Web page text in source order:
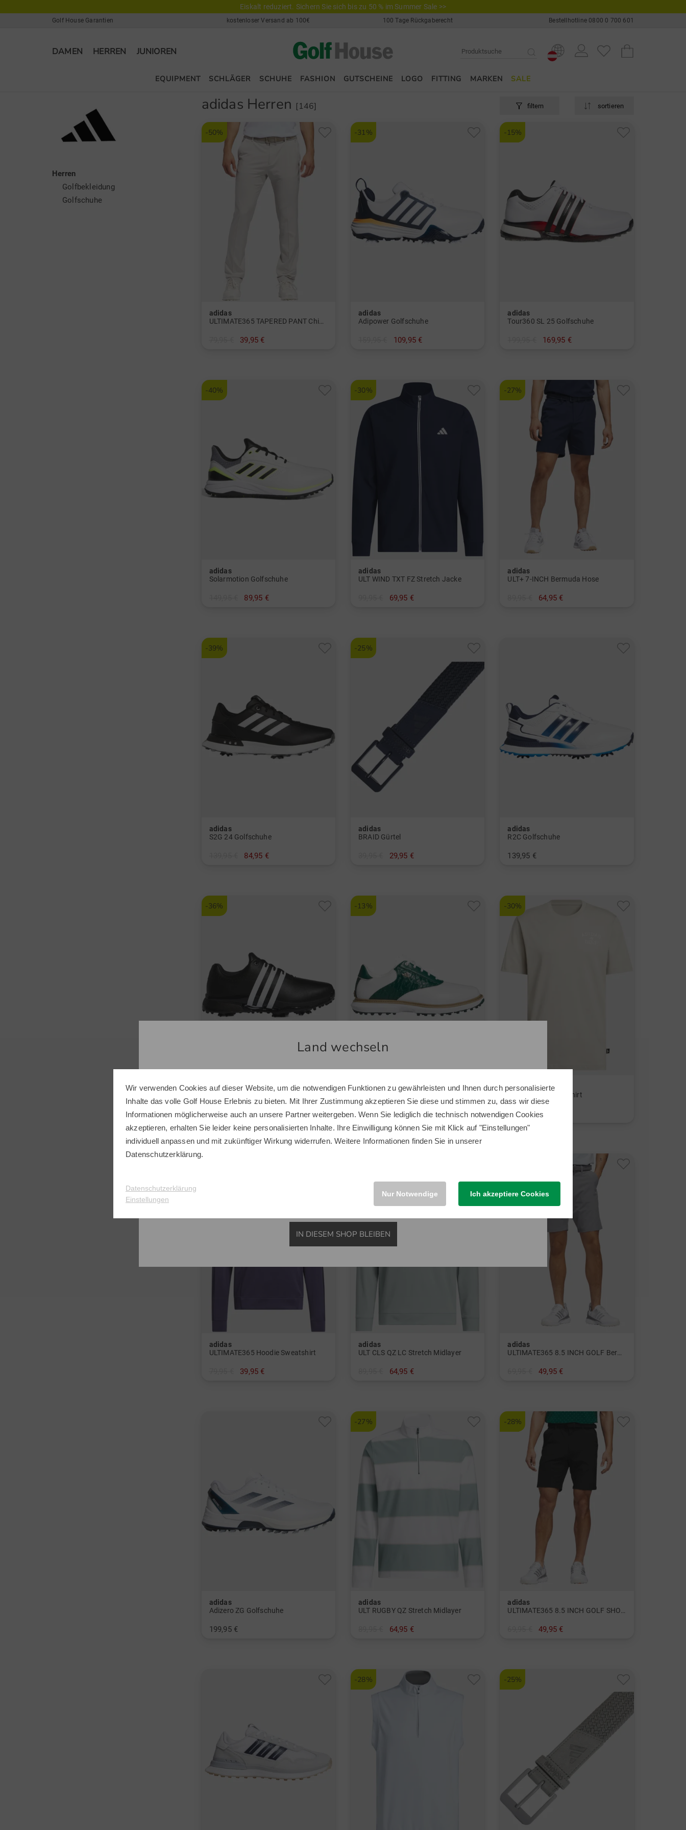
Eiskalt reduziert. Sichern Sie sich bis zu 50 % im Summer Sale >>
Golf House Garantien kostenloser Versand ab 100€ 100 Tage Rückgaberecht Bestellhotline 0800 0 700 601
DAMEN HERREN JUNIOREN
EQUIPMENT SCHLÄGER SCHUHE FASHION GUTSCHEINE LOGO FITTING MARKEN SALE
Herren
Golfbekleidung
Golfschuhe
adidas Herren [146] filtern sortieren
-50%
adidas
39,95 €
-31%
adidas
Adipower Golfschuhe
109,95 €
-15%
adidas
Tour360 SL 25 Golfschuhe
169,95 €
-40%
adidas
Solarmotion Golfschuhe
89,95 €
-30%
adidas
ULT WIND TXT FZ Stretch Jacke
69,95 €
-27%
adidas
ULT+ 7-INCH Bermuda Hose
64,95 €
-39%
adidas
S2G 24 Golfschuhe
84,95 €
-25%
adidas
BRAID Gürtel
29,95 €
adidas
R2C Golfschuhe
139,95 €
-36%
adidas
219,00 € 139,95 €
in: UK 8.0 UK 9.0 UK 10.0
-13%
adidas
MC70 SL Golfschuhe
149,95 € 129,95 €
in: UK 8.0 UK 9.0 UK 9.5 UK 11.0 UK 12.0
-30%
adidas
CHIP T Halbarm T-Shirt
49,95 € 34,95 €
in: L XL
adidas
ULTIMATE365 Hoodie Sweatshirt
39,95 €
adidas
ULT CLS QZ LC Stretch Midlayer
64,95 €
adidas
49,95 €
adidas
Adizero ZG Golfschuhe
199,95 €
-27%
adidas
ULT RUGBY QZ Stretch Midlayer
64,95 €
-28%
adidas
49,95 €
-28% -25%
Land wechseln
Sie scheinen sich in einem anderen Land zu befinden.
Möchten Sie den Golf House Shop wechseln?
IN DIESEM SHOP BLEIBEN
Wir verwenden Cookies auf dieser Website, um die notwendigen Funktionen zu gewährleisten und Ihnen durch personalisierte
Inhalte das volle Golf House Erlebnis zu bieten. Mit Ihrer Zustimmung akzeptieren Sie diese und stimmen zu, dass wir diese
Informationen möglicherweise auch an unsere Partner weitergeben. Wenn Sie lediglich die technisch notwendigen Cookies
akzeptieren, erhalten Sie leider keine personalisierten Inhalte. Ihre Einwilligung können Sie mit Klick auf "Einstellungen"
individuell anpassen und mit zukünftiger Wirkung widerrufen. Weitere Informationen finden Sie in unserer
Datenschutzerklärung.
Datenschutzerklärung
Einstellungen
Nur Notwendige Ich akzeptiere Cookies